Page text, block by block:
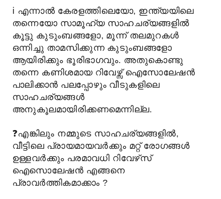
ℹ️ എന്നാൽ കേരളത്തിലെയോ, ഇന്ത്യയിലെ
തന്നെയോ സാമൂഹ്യ സാഹചര്യങ്ങളിൽ
കൂട്ടു കുടുംബങ്ങളോ, മൂന്ന് തലമുറകൾ
ഒന്നിച്ചു താമസിക്കുന്ന കുടുംബങ്ങളോ
ആയിരിക്കും ഭൂരിഭാഗവും. അതുകൊണ്ടു
തന്നെ കണിശമായ റിവേഴ്സ് ഐസോലേഷൻ
പാലിക്കാൻ പലപ്പോഴും വീടുകളിലെ
സാഹചര്യങ്ങൾ
അനുകൂലമായിരിക്കണമെന്നില്ല.
❓എങ്കിലും നമ്മുടെ സാഹചര്യങ്ങളിൽ,
വീട്ടിലെ പ്രായമായവർക്കും മറ്റ് രോഗങ്ങൾ
ഉള്ളവർക്കും പരമാവധി റിവേഴ്‌സ്
ഐസൊലേഷൻ എങ്ങനെ
പ്രാവർത്തികമാക്കാം ?